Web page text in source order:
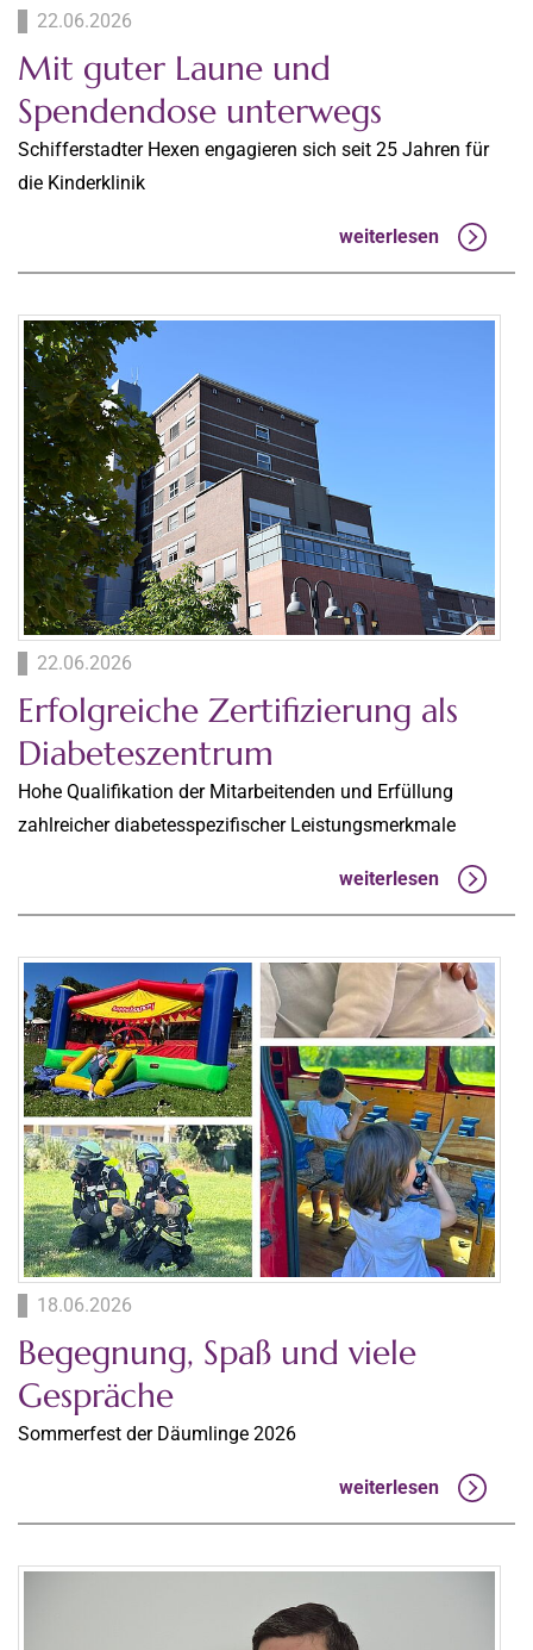
22.06.2026
Mit guter Laune und
Spendendose unterwegs
Schifferstadter Hexen engagieren sich seit 25 Jahren für
die Kinderklinik
weiterlesen
22.06.2026
Erfolgreiche Zertifizierung als
Diabeteszentrum
Hohe Qualifikation der Mitarbeitenden und Erfüllung
zahlreicher diabetesspezifischer Leistungsmerkmale
weiterlesen
18.06.2026
Begegnung, Spaß und viele
Gespräche
Sommerfest der Däumlinge 2026
weiterlesen